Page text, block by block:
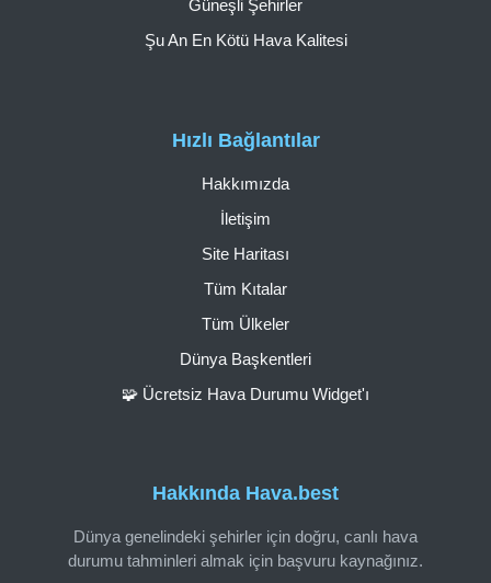
Hakkında Hava.best
Dünya genelindeki şehirler için doğru, canlı hava
durumu tahminleri almak için başvuru kaynağınız.
Hızlı Bağlantılar
Hakkımızda
İletişim
Site Haritası
Tüm Kıtalar
Tüm Ülkeler
Dünya Başkentleri
🧩 Ücretsiz Hava Durumu Widget'ı
Güneşli Şehirler
Şu An En Kötü Hava Kalitesi